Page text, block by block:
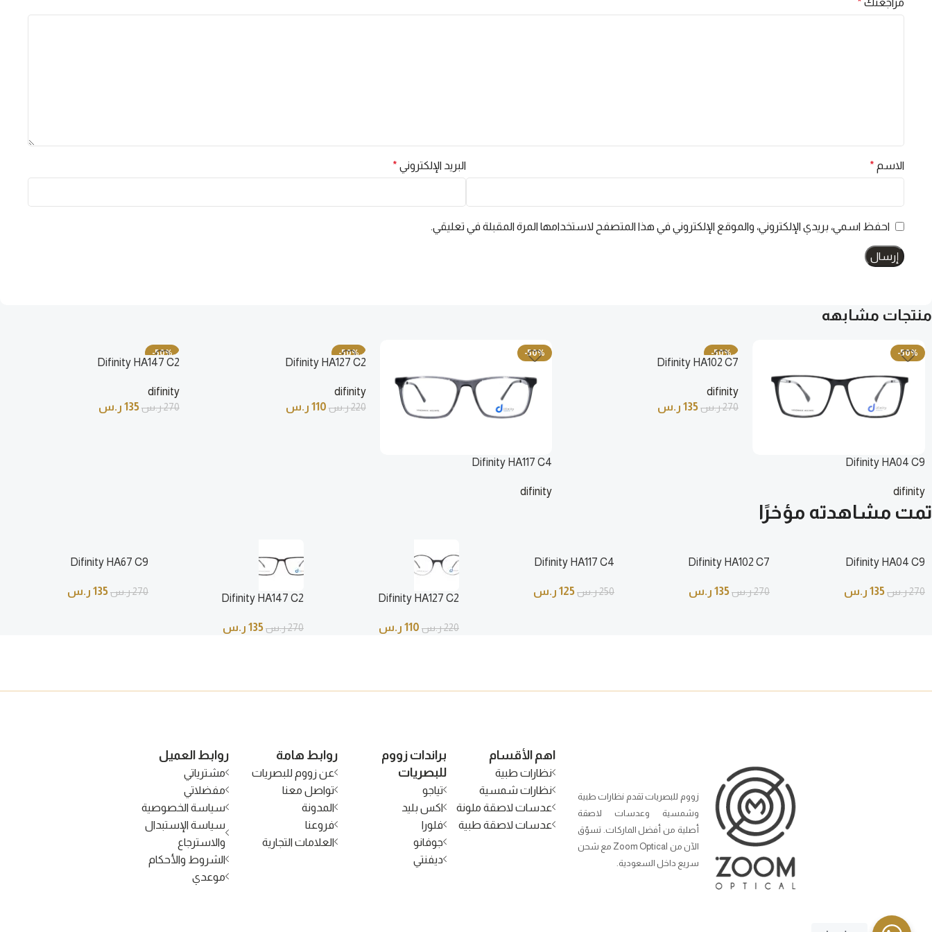
الاسم * البريد الإلكتروني *
احفظ اسمي، بريدي الإلكتروني، والموقع الإلكتروني في هذا المتصفح لاستخدامها المرة المقبلة في تعليقي.
منتجات مشابهه
-50%
Difinity HA04 C9
difinity
270 ر.س 135 ر.س
-50%
Difinity HA102 C7
difinity
270ر.س 135 ر.س
-50%
Difinity HA117 C4
difinity
-50%
Difinity HA127 C2
difinity
220ر.س 110 ر.س
-50%
Difinity HA147 C2
difinity
270ر.س135 ر.س
تمت مشاهدته مؤخرًا
Difinity HA04 C9
270ر.س135 ر.س
Difinity HA102 C7
270ر.س135 ر.س
Difinity HA117 C4
250ر.س125 ر.س
Difinity HA127 C2
220ر.س 110 ر.س
Difinity HA147 C2
270ر.س135 ر.س
Difinity HA67 C9
270ر.س135 ر.س
زووم للبصريات تقدم نظارات طبية
وشمسية وعدسات لاصقة
أصلية من أفضل الماركات. تسوّق
الآن من Zoom Optical مع شحن
سريع داخل السعودية.
اهم الأقسام
نظارات طبية
نظارات شمسية
عدسات لاصقة ملونة
عدسات لاصقة طبية
براندات زووم
للبصريات
تياجو
اكس بليد
فلورا
جوفانو
ديفنتي
روابط هامة
عن زووم للبصريات
تواصل معنا
المدونة
فروعنا
العلامات التجارية
روابط العميل
مشترياتي
مفضلاتي
سياسة الخصوصية
سياسة الإستبدال
والاسترجاع
الشروط والأحكام
موعدي